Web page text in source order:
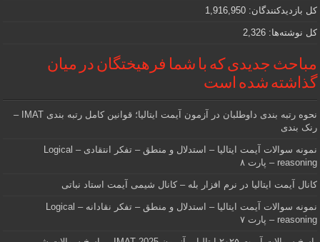
کل بازدیدکنند‌گان: 1,916,950
کل نوشته‌ها: 2,326
مباحث جدیدی که با شما فرهیختگان در میان
گذاشته شده است
نحوه رتبه بندی داوطلبان در آزمون آیمت ایتالیا؛ قوانین کامل رتبه بندی IMAT –
رنک بندی
نمونه سوالات آیمت ایتالیا – استدلال و منطق – تفکر انتقادی – Logical
reasoning – پارت ۸
کانال آیمت ایتالیا در نرم افزار بله – کانال شیمی آیمت استاد نباتی
نمونه سوالات آیمت ایتالیا – استدلال و منطق – تفکر نقادانه – Logical
reasoning – پارت ۷